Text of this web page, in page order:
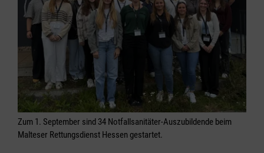
Zum 1. September sind 34 Notfallsanitäter-Auszubildende beim
Malteser Rettungsdienst Hessen gestartet.